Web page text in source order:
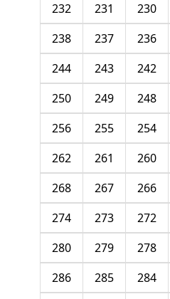
230
231
232
236
237
238
242
243
244
248
249
250
254
255
256
260
261
262
266
267
268
272
273
274
278
279
280
284
285
286